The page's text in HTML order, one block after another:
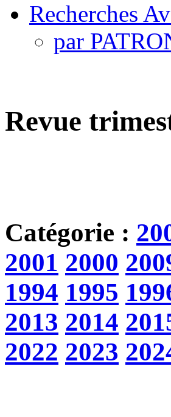
Recherches
par
Revue
Catégorie :
2001 2000
1994 1995
2013 2014
2022 2023